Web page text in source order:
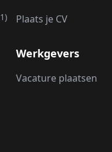
Plaats je CV
Werkgevers
Vacature plaatsen